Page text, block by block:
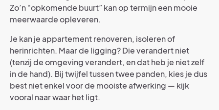
Zo’n “opkomende buurt” kan op termijn een mooie
meerwaarde opleveren.
Je kan je appartement renoveren, isoleren of
herinrichten. Maar de ligging? Die verandert niet
(tenzij de omgeving verandert, en dat heb je niet zelf
in de hand). Bij twijfel tussen twee panden, kies je dus
best niet enkel voor de mooiste afwerking — kijk
vooral naar waar het ligt.